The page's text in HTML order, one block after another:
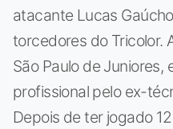
atacante Lucas
torcedores do Tricolor.
São Paulo de Juniores,
profissional pelo ex-
Depois de ter jogado